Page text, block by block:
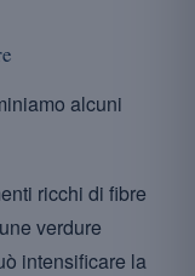
alcuni
ricchi di fibre
verdure
intensificare la